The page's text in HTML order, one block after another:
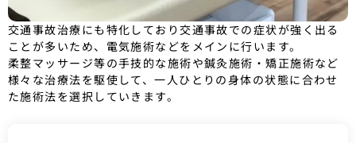
交通事故治療にも特化しており交通事故での症状が強く出る
ことが多いため、電気施術などをメインに行います。
柔整マッサージ等の手技的な施術や鍼灸施術・矯正施術など
様々な治療法を駆使して、一人ひとりの身体の状態に合わせ
た施術法を選択していきます。